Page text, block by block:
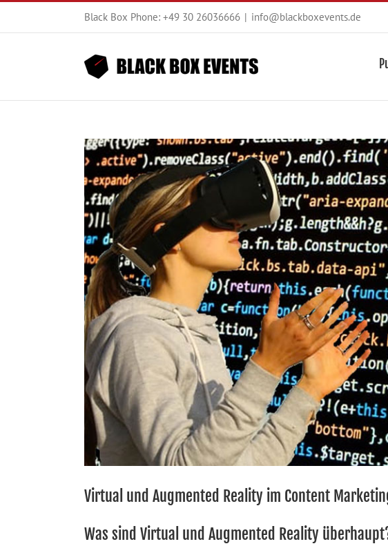
Zum
springen
Black Box Phone: +49 30 26036666 | info@blackboxevents.de
Zeige
grösseres
Bild
Virtual und Augmented Reality im Content
Was sind Virtual und Augmented Reality